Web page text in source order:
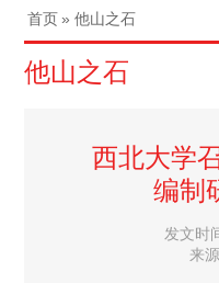
首页 » 他山之石
他山之石
西北大学
编制
发文时
来